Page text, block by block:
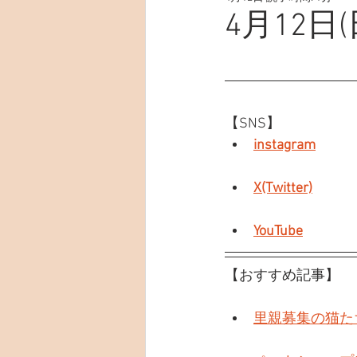
4月12日(
【SNS】
instagram
X(Twitter)
YouTube
【おすすめ記事】
里親募集の猫た